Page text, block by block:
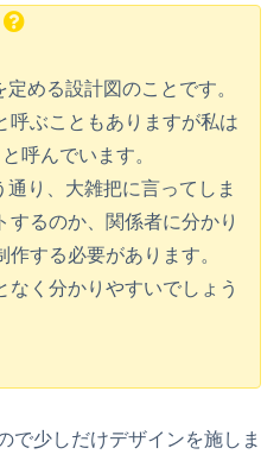
める設計図のことです。
呼ぶこともありますが私は
呼んでいます。
り、大雑把に言ってしま
するのか、関係者に分かり
する必要があります。
なく分かりやすいでしょう
で少しだけデザインを施しま